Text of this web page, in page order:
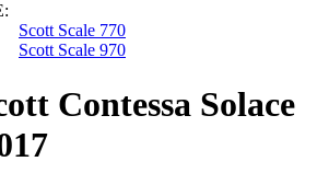
Scott Scale 770
Scott Scale 970
Contessa Solace